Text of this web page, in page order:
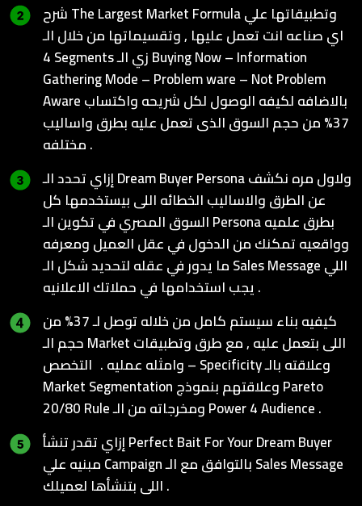
شرح The Largest Market Formula وتطبيقاتها علي
اي صناعه انت تعمل عليها , وتقسيماتها من خلال الـ
4 Segments زي الـ Buying Now – Information
Gathering Mode – Problem ware – Not Problem
Aware بالاضافه لكيفه الوصول لكل شريحه واكتساب
37% من حجم السوق الذى تعمل عليه بطرق واساليب
مختلفه .
إزاي تحدد الـ Dream Buyer Persona ولاول مره نكشف
عن الطرق والاساليب الخطائه اللى بيستخدمها كل
السوق المصري في تكوين الـ Persona بطرق علميه
وواقعيه تمكنك من الدخول في عقل العميل ومعرفه
ما يدور في عقله لتحديد شكل الـ Sales Message اللي
يجب استخدامها في حملاتك الاعلانيه .
كيفيه بناء سيستم كامل من خلاله توصل لـ 37% من
حجم الـ Market اللى بتعمل عليه , مع طرق وتطبيقات
وامثله عمليه . التخصص – Specificity وعلاقته بالـ
Market Segmentation وعلاقتهم بنموذج Pareto
20/80 Rule ومخرجاته من الـ Power 4 Audience .
إزاي تقدر تنشأ Perfect Bait For Your Dream Buyer
مبنيه علي Campaign بالتوافق مع الـ Sales Message
اللى بتنشأها لعميلك .